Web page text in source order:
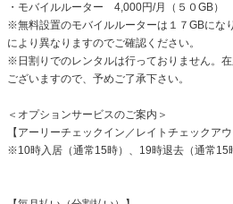
・モバイルルーター 4,000円/月（５０GB）
※無料設置のモバイルルーターは１７GBにな
により異なりますのでご確認ください。
※日割りでのレンタルは行っておりません。
ございますので、予めご了承下さい。
＜オプションサービスのご案内＞
【アーリーチェックイン／レイトチェックア
※10時入居（通常15時）、19時退去（通常15